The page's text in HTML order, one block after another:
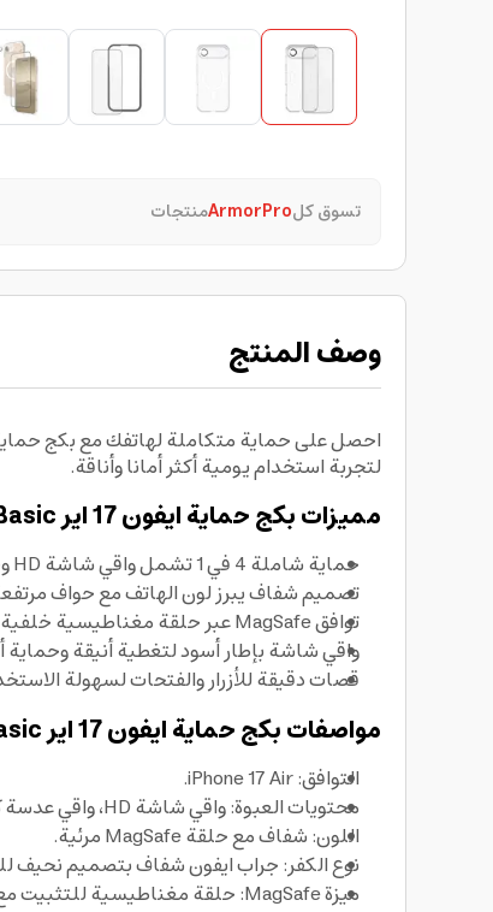
تسوق كلArmorProمنتجات
وصف المنتج
لتجربة استخدام يومية أكثر أمانا وأناقة.
مميزات بكج حماية ايفون 17 اير Armorpro Basic
حماية شاملة 4 في 1 تشمل واقي شاشة HD وحماية عدسة الكاميرا ودرع تغطية لمنطقة الكاميرا مع كفر ايفون شفاف.
تصميم شفاف يبرز لون الهاتف مع حواف
توافق MagSafe عبر حلقة مغناطيسية خلفية لتثبيت الملحقات والشحن المغناطيسي بثبات.
واقي شاشة بإطار أسود لتغطية أنيقة
قصات دقيقة للأزرار والفتحات لسهولة
مواصفات بكج حماية ايفون 17 اير Armorpro Basic
التوافق: iPhone 17 Air.
محتويات العبوة: واقي شاشة HD، واقي عدسة كاميرا، درع حماية لغطاء الكاميرا، كفر ايفون شفاف متوافق مع MagSafe.
اللون: شفاف مع حلقة MagSafe مرئية.
نوع الكفر: جراب ايفون شفاف بتصميم نحيف
ميزة MagSafe: حلقة مغناطيسية للتثبيت مع الشواحن والإكسسوارات المغناطيسية.